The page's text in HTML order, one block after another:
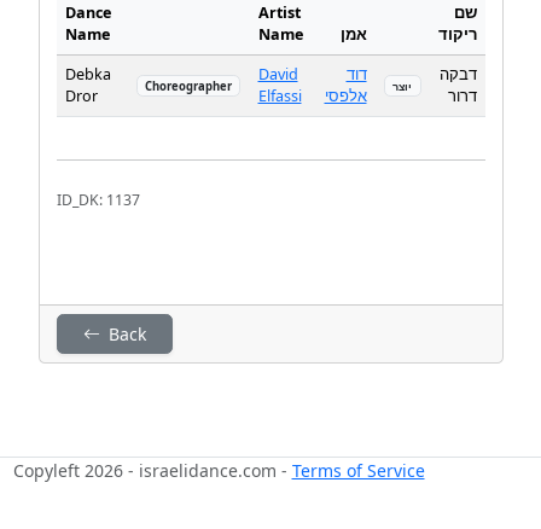
Dance
Name
Artist
Name
אמן
שם
ריקוד
Debka
Dror
Choreographer
David
Elfassi
דוד
אלפסי
יוצר
דבקה
דרור
ID_DK: 1137
Back
Copyleft 2026 - israelidance.com - Terms of Service